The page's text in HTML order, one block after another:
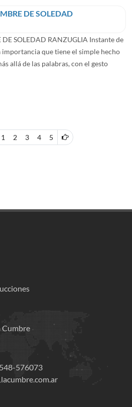
DE SOLEDAD
SOLEDAD RANZUGLIA Instante de
importancia que tiene el simple hecho
allá de las palabras, con el gesto
1 2 3 4 5
Cumbre
576073